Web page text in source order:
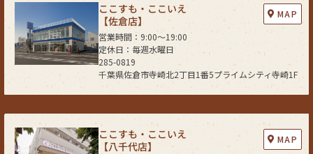
ここすも・ここいえ
【佐倉店】
285-0819
千葉県佐倉市寺崎北2丁目1番5プライムシティ寺崎1F
営業時間：9:00〜19:00
定休日：毎週水曜日
MAP
ここすも・ここいえ
【八千代店】
MAP